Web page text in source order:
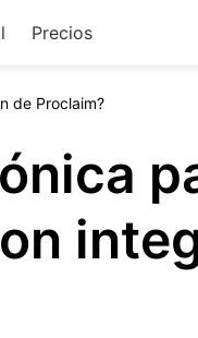
Precios
de Proclaim?